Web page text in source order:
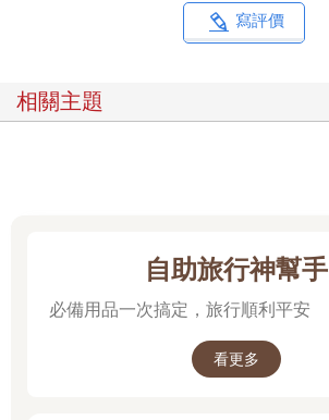
寫評價
相關主題
自助旅行神幫手
必備用品一次搞定，旅行順利平安
看更多